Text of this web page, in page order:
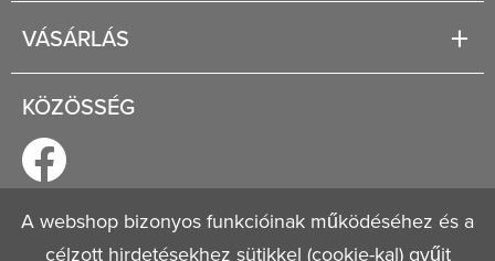
Jogi tudnivalók
Általános szerződési feltételek
Adatvédelmi nyilatkozat
VÁSÁRLÁS
Regisztráció
KÖZÖSSÉG
© 2026Mestervagyok.hu
A webshop bizonyos funkcióinak működéséhez és a
célzott hirdetésekhez sütikkel (cookie-kal) gyűjt